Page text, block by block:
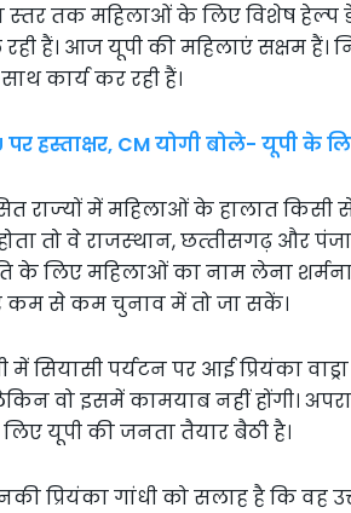
तक महिलाओं के लिए विशेष हेल्‍प
हैं। आज यूपी की महिलाएं सक्षम हैं।
कार्य कर रही हैं।
हस्ताक्षर, CM योगी बोले- यूपी के
राज्‍यों में महिलाओं के हालात किसी से
तो वे राजस्‍थान, छत्‍तीसगढ़ और
के लिए महिलाओं का नाम लेना
कम से कम चुनाव में तो जा सकें।
में सियासी पर्यटन पर आई प्रियंका
वो इसमें कामयाब नहीं होंगी।
यूपी की जनता तैयार बैठी है।
प्रियंका गांधी को सलाह है कि वह